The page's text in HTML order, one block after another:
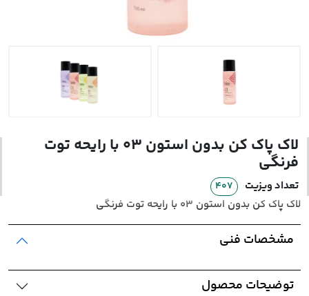
مراقبت از پوست
دانلود کاتالوگ
لاک پاک کن بدون استون 03 با رایحه توت
فرنگی
تعداد ویزیت 407
لاک پاک کن بدون استون 03 با رایحه توت فرنگی
مشخصات فنی
توضیحات محصول